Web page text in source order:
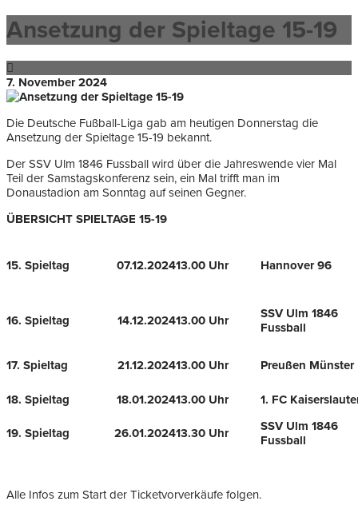
Ansetzung der Spieltage 15-19
7. November 2024
Die Deutsche Fußball-Liga gab am heutigen Donnerstag die
Ansetzung der Spieltage 15-19 bekannt.
Der SSV Ulm 1846 Fussball wird über die Jahreswende vier Mal
Teil der Samstagskonferenz sein, ein Mal trifft man im
Donaustadion am Sonntag auf seinen Gegner.
ÜBERSICHT SPIELTAGE 15-19
15. Spieltag 07.12.202413.00 Uhr Hannover 96
16. Spieltag 14.12.202413.00 Uhr
SSV Ulm 1846
Fussball
17. Spieltag 21.12.202413.00 Uhr Preußen Münster
18. Spieltag 18.01.202413.00 Uhr 1. FC
19. Spieltag 26.01.202413.30 Uhr
SSV Ulm 1846
Fussball
Alle Infos zum Start der Ticketvorverkäufe folgen.